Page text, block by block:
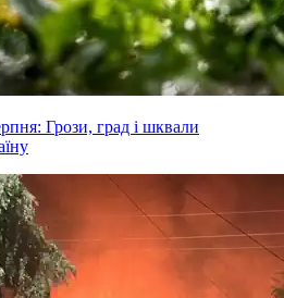
Грози, град і шквали